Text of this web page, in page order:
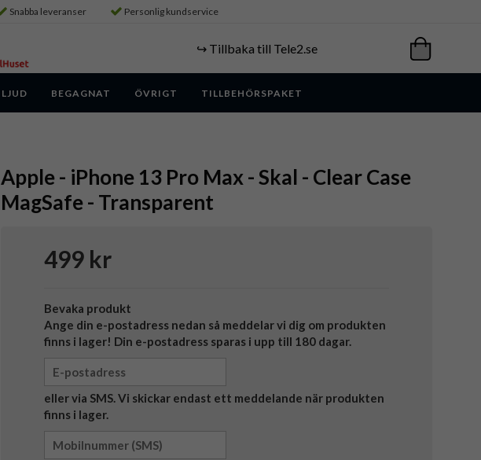
Snabba leveranser Personlig kundservice
↪️ Tillbaka till Tele2.se
LJUD BEGAGNAT ÖVRIGT TILLBEHÖRSPAKET
Apple - iPhone 13 Pro Max - Skal - Clear Case
MagSafe - Transparent
499 kr
Bevaka produkt
Ange din e-postadress nedan så meddelar vi dig om produkten
finns i lager! Din e-postadress sparas i upp till 180 dagar.
eller via SMS. Vi skickar endast ett meddelande när produkten
finns i lager.